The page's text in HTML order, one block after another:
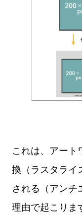
これは、アート
換（ラスタライ
される（アンチ
理由で起こりま